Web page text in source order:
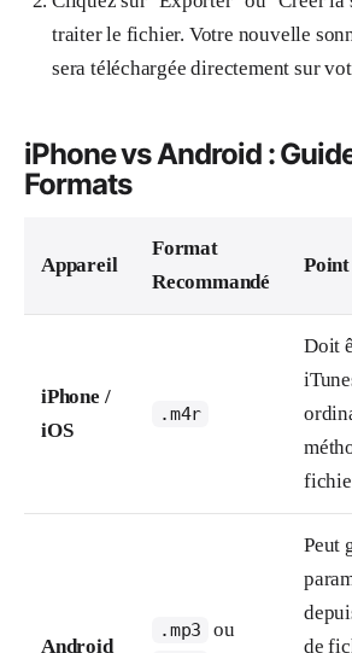
traiter le fichier. Votre nouvelle
sera téléchargée directement sur
iPhone vs Android :
Formats
Appareil
Format
Recommandé
iPhone /
iOS
.m4r
Doit
Android
.mp3 ou
Peut
de